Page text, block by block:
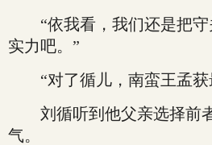
“依我看，我们还是把守
实力吧。”
“对了循儿，南蛮王孟获
刘循听到他父亲选择前
气。